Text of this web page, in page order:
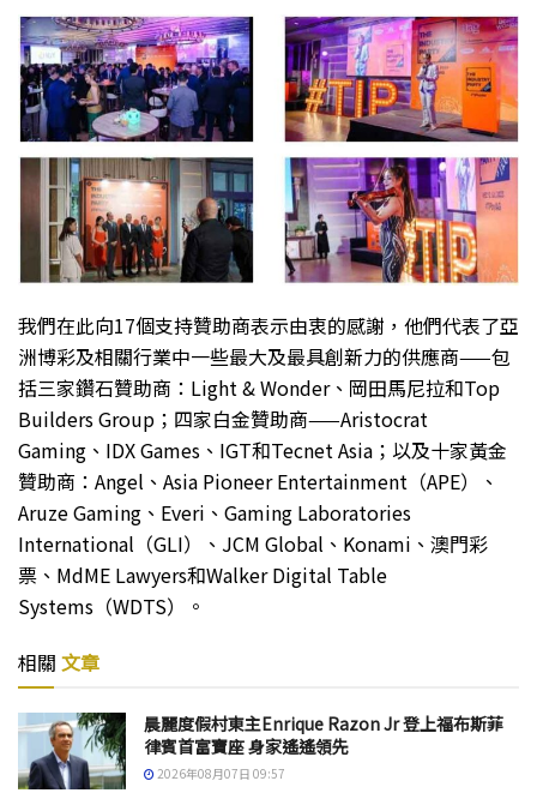
我們在此向17個支持贊助商表示由衷的感謝，他們代表了亞
洲博彩及相關行業中一些最大及最具創新力的供應商——包
括三家鑽石贊助商：Light & Wonder、岡田馬尼拉和Top
Builders Group；四家白金贊助商——Aristocrat
Gaming、IDX Games、IGT和Tecnet Asia；以及十家黃金
贊助商：Angel、Asia Pioneer Entertainment（APE）、
Aruze Gaming、Everi、Gaming Laboratories
International（GLI）、JCM Global、Konami、澳門彩
票、MdME Lawyers和Walker Digital Table
Systems（WDTS）。
相關 文章
晨麗度假村東主Enrique Razon Jr 登上福布斯菲
律賓首富寶座 身家遙遙領先
2026年08月07日 09:57